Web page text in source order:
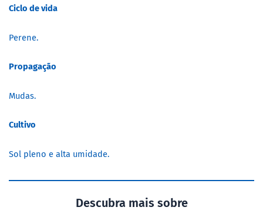
Ciclo de vida
Perene.
Propagação
Mudas.
Cultivo
Sol pleno e alta umidade.
Descubra mais sobre